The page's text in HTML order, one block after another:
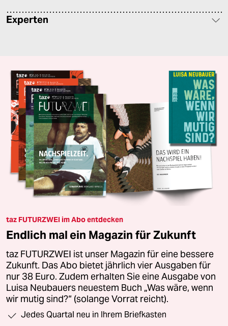
Experten
taz FUTURZWEI im Abo entdecken
Endlich mal ein Magazin für Zukunft
taz FUTURZWEI ist unser Magazin für eine bessere
Zukunft. Das Abo bietet jährlich vier Ausgaben für
nur 38 Euro. Zudem erhalten Sie eine Ausgabe von
Luisa Neubauers neuestem Buch „Was wäre, wenn
wir mutig sind?“ (solange Vorrat reicht).
Jedes Quartal neu in Ihrem Briefkasten